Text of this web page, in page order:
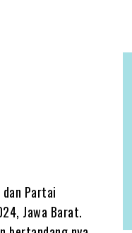
Partai
Jawa Barat.